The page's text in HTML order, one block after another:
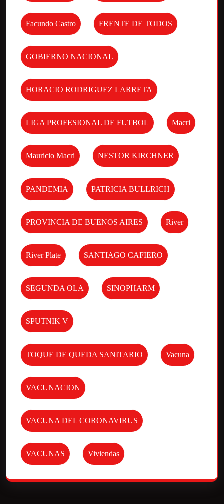
Facundo Castro FRENTE DE TODOS
GOBIERNO NACIONAL
HORACIO RODRIGUEZ LARRETA
LIGA PROFESIONAL DE FUTBOL Macri
Mauricio Macri NESTOR KIRCHNER
PANDEMIA PATRICIA BULLRICH
PROVINCIA DE BUENOS AIRES River
River Plate SANTIAGO CAFIERO
SEGUNDA OLA SINOPHARM
SPUTNIK V
TOQUE DE QUEDA SANITARIO Vacuna
VACUNACION
VACUNA DEL CORONAVIRUS
VACUNAS Viviendas